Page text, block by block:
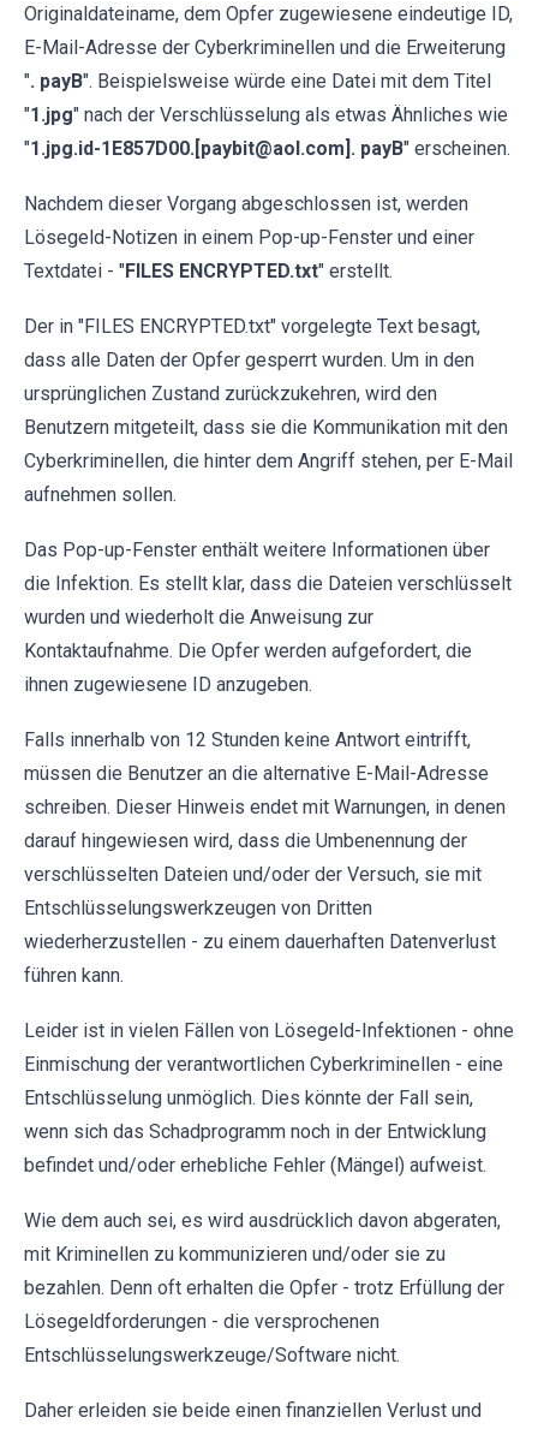
Originaldateiname, dem Opfer zugewiesene eindeutige ID,
E-Mail-Adresse der Cyberkriminellen und die Erweiterung
". payB". Beispielsweise würde eine Datei mit dem Titel
"1.jpg" nach der Verschlüsselung als etwas Ähnliches wie
"1.jpg.id-1E857D00.[paybit@aol.com]. payB" erscheinen.
Nachdem dieser Vorgang abgeschlossen ist, werden
Lösegeld-Notizen in einem Pop-up-Fenster und einer
Textdatei - "FILES ENCRYPTED.txt" erstellt.
Der in "FILES ENCRYPTED.txt" vorgelegte Text besagt,
dass alle Daten der Opfer gesperrt wurden. Um in den
ursprünglichen Zustand zurückzukehren, wird den
Benutzern mitgeteilt, dass sie die Kommunikation mit den
Cyberkriminellen, die hinter dem Angriff stehen, per E-Mail
aufnehmen sollen.
Das Pop-up-Fenster enthält weitere Informationen über
die Infektion. Es stellt klar, dass die Dateien verschlüsselt
wurden und wiederholt die Anweisung zur
Kontaktaufnahme. Die Opfer werden aufgefordert, die
ihnen zugewiesene ID anzugeben.
Falls innerhalb von 12 Stunden keine Antwort eintrifft,
müssen die Benutzer an die alternative E-Mail-Adresse
schreiben. Dieser Hinweis endet mit Warnungen, in denen
darauf hingewiesen wird, dass die Umbenennung der
verschlüsselten Dateien und/oder der Versuch, sie mit
Entschlüsselungswerkzeugen von Dritten
wiederherzustellen - zu einem dauerhaften Datenverlust
führen kann.
Leider ist in vielen Fällen von Lösegeld-Infektionen - ohne
Einmischung der verantwortlichen Cyberkriminellen - eine
Entschlüsselung unmöglich. Dies könnte der Fall sein,
wenn sich das Schadprogramm noch in der Entwicklung
befindet und/oder erhebliche Fehler (Mängel) aufweist.
Wie dem auch sei, es wird ausdrücklich davon abgeraten,
mit Kriminellen zu kommunizieren und/oder sie zu
bezahlen. Denn oft erhalten die Opfer - trotz Erfüllung der
Lösegeldforderungen - die versprochenen
Entschlüsselungswerkzeuge/Software nicht.
Daher erleiden sie beide einen finanziellen Verlust und